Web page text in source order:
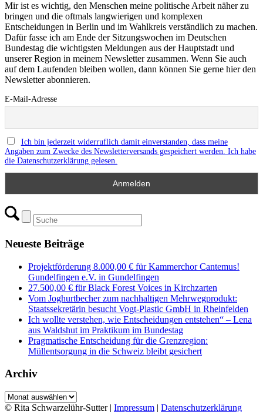
Mir ist es wichtig, den Menschen meine politische Arbeit näher zu
bringen und die oftmals langwierigen und komplexen
Entscheidungen in Berlin und im Wahlkreis verständlich zu machen.
Dafür fasse ich am Ende der Sitzungswochen im Deutschen
Bundestag die wichtigsten Meldungen aus der Hauptstadt und
unserer Region in meinem Newsletter zusammen. Wenn Sie auch
auf dem Laufenden bleiben wollen, dann können Sie gerne hier den
Newsletter abonnieren.
E-Mail-Adresse
Ich bin jederzeit widerruflich damit einverstanden, dass meine
Angaben zum Zwecke des Newsletterversands gespeichert werden. Ich habe
die Datenschutzerklärung gelesen.
Neueste Beiträge
Projektförderung 8.000,00 € für Kammerchor Cantemus!
Gundelfingen e.V. in Gundelfingen
27.500,00 € für Black Forest Voices in Kirchzarten
Vom Joghurtbecher zum nachhaltigen Mehrwegprodukt:
Staatssekretärin besucht Vogt-Plastic GmbH in Rheinfelden
Ich wollte verstehen, wie Entscheidungen entstehen“ – Lena
aus Waldshut im Praktikum im Bundestag
Pragmatische Entscheidung für die Grenzregion:
Müllentsorgung in die Schweiz bleibt gesichert
Archiv
Archiv
© Rita Schwarzelühr-Sutter | Impressum | Datenschutzerklärung